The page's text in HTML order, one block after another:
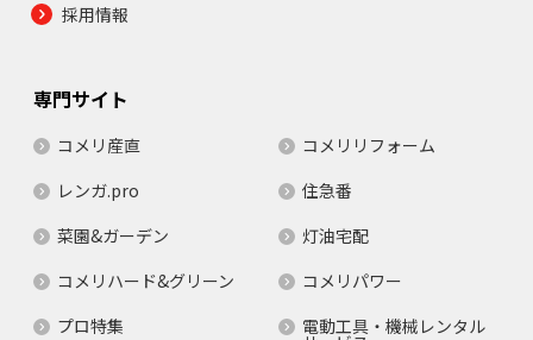
採用情報
専門サイト
コメリ産直
コメリリフォーム
レンガ.pro
住急番
菜園&ガーデン
灯油宅配
コメリハード&グリーン
コメリパワー
プロ特集
電動工具・機械レンタル